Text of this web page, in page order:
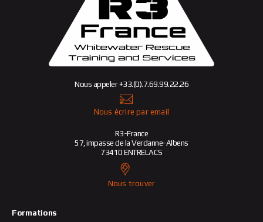
Nous appeler +33.(0).7.69.99.22.26
Nous écrire par email
R3-France
57, impasse de la Verdanne-Albens
73410 ENTRELACS
Nous trouver
Formations